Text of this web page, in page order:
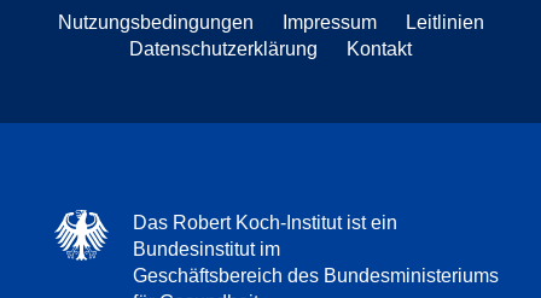
Nutzungsbedingungen Impressum
Leitlinien
Datenschutzerklärung
Kontakt
Das Robert Koch-Institut ist ein
Bundesinstitut im
Geschäftsbereich des Bundesministeriums